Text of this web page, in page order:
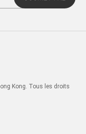
Kong. Tous les droits